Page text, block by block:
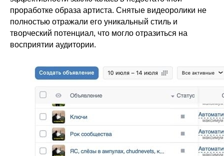
проработке образа артиста. Снятые видеоролики не
полностью отражали его уникальный стиль и
творческий потенциал, что могло отразиться на
восприятии аудитории.